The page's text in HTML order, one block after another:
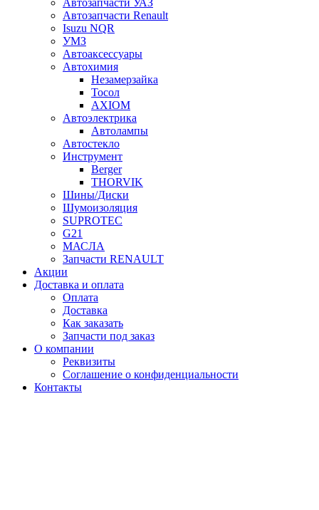
Автозапчасти Renault
Isuzu NQR
УМЗ
Автоаксессуары
Автохимия
Незамерзайка
Тосол
AXIOM
Автоэлектрика
Автолампы
Автостекло
Инструмент
Berger
THORVIK
Шины/Диски
Шумоизоляция
SUPROTEC
G21
МАСЛА
Запчасти RENAULT
Акции
Доставка и оплата
Оплата
Доставка
Как заказать
Запчасти под заказ
О компании
Реквизиты
Соглашение о конфиденциальности
Контакты